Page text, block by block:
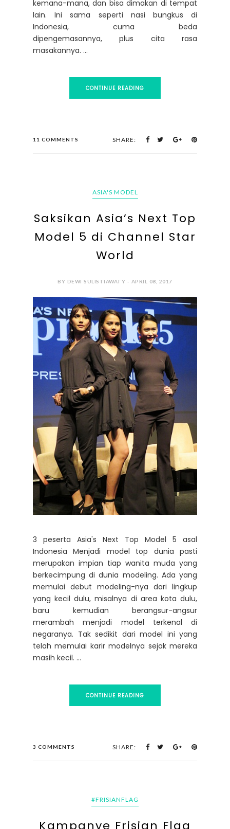
kemana-mana, dan bisa dimakan di tempat
lain. Ini sama seperti nasi bungkus di
Indonesia, cuma beda
dipengemasannya, plus cita rasa
masakannya. ...
CONTINUE READING
11 COMMENTS SHARE:
ASIA'S MODEL
Saksikan Asia’s Next Top
Model 5 di Channel Star
World
BY DEWI SULISTIAWATY - APRIL 08, 2017
3 peserta Asia's Next Top Model 5 asal
Indonesia Menjadi model top dunia pasti
merupakan impian tiap wanita muda yang
berkecimpung di dunia modeling. Ada yang
memulai debut modeling-nya dari lingkup
yang kecil dulu, misalnya di area kota dulu,
baru kemudian berangsur-angsur
merambah menjadi model terkenal di
negaranya. Tak sedikit dari model ini yang
telah memulai karir modelnya sejak mereka
masih kecil. ...
CONTINUE READING
3 COMMENTS SHARE:
#FRISIANFLAG